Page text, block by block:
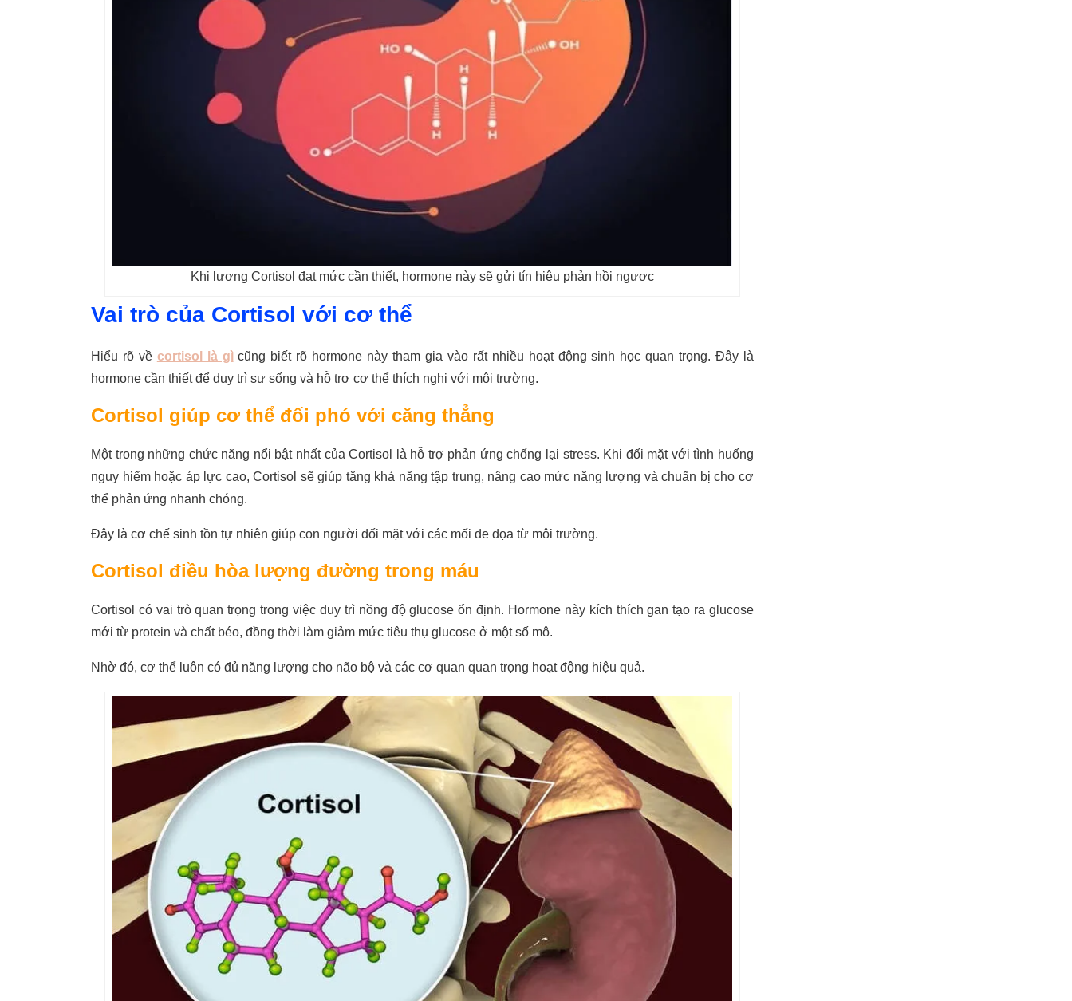
Khi lượng Cortisol đạt mức cần thiết, hormone này sẽ gửi tín hiệu phản hồi ngược
Vai trò của Cortisol với cơ thể
Hiểu rõ về cortisol là gìcũng biết rõ hormone này tham gia vào rất nhiều hoạt động sinh học quan trọng. Đây là
hormone cần thiết để duy trì sự sống và hỗ trợ cơ thể thích nghi với môi trường.
Cortisol giúp cơ thể đối phó với căng thẳng
Một trong những chức năng nổi bật nhất của Cortisol là hỗ trợ phản ứng chống lại stress. Khi đối mặt với tình huống
nguy hiểm hoặc áp lực cao, Cortisol sẽ giúp tăng khả năng tập trung, nâng cao mức năng lượng và chuẩn bị cho cơ
thể phản ứng nhanh chóng.
Đây là cơ chế sinh tồn tự nhiên giúp con người đối mặt với các mối đe dọa từ môi trường.
Cortisol điều hòa lượng đường trong máu
Cortisol có vai trò quan trọng trong việc duy trì nồng độ glucose ổn định. Hormone này kích thích gan tạo ra glucose
mới từ protein và chất béo, đồng thời làm giảm mức tiêu thụ glucose ở một số mô.
Nhờ đó, cơ thể luôn có đủ năng lượng cho não bộ và các cơ quan quan trọng hoạt động hiệu quả.